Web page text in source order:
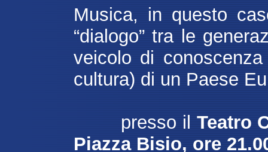
Musica, in questo
“dialogo” tra le
veicolo di
cultura) di un Paese
presso il Teatro
Piazza Bisio, ore